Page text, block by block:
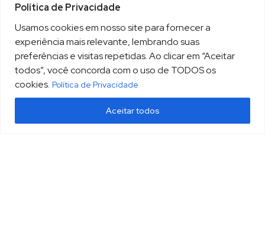
Política de Privacidade
Usamos cookies em nosso site para fornecer a
experiência mais relevante, lembrando suas
preferências e visitas repetidas. Ao clicar em “Aceitar
todos”, você concorda com o uso de TODOS os
cookies. Política de Privacidade
Aceitar todos